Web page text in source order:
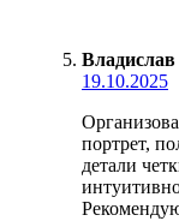
19.10.2025
портрет,
детали